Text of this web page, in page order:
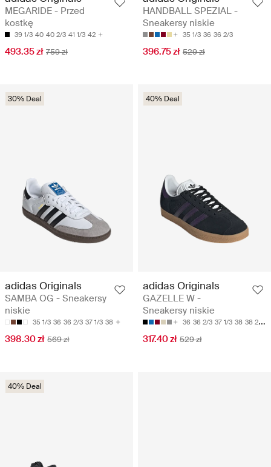
MEGARIDE - Przed
kostkę
39 1/3 40 40 2/3 41 1/3 42
493.35 zł 759 zł
HANDBALL SPEZIAL -
Sneakersy niskie
35 1/3 36 36 2/3
396.75 zł 529 zł
30% Deal
adidas Originals
SAMBA OG - Sneakersy
niskie
35 1/3 36 36 2/3 37 1/3 38
398.30 zł 569 zł
40% Deal
adidas Originals
GAZELLE W -
Sneakersy niskie
36 36 2/3 37 1/3 38 38 2/3
317.40 zł 529 zł
40% Deal